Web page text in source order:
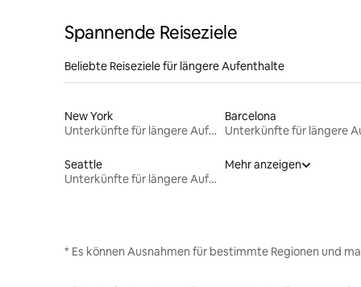
Spannende Reiseziele
Beliebte Reiseziele für längere Aufenthalte
New York
Unterkünfte für längere Aufenthalte
Barcelona
Seattle
Unterkünfte für längere Aufenthalte
Mehr anzeigen
* Es können Ausnahmen für bestimmte Regionen und